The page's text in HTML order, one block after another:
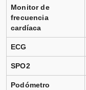
Monitor de
frecuencia
cardíaca
ECG
SPO2
Podómetro